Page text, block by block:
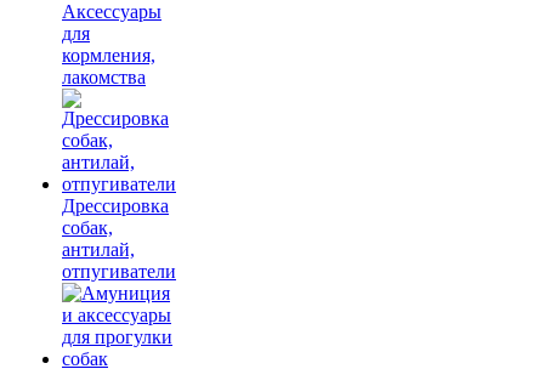
Аксессуары
для
кормления,
лакомства
Дрессировка
собак,
антилай,
отпугиватели